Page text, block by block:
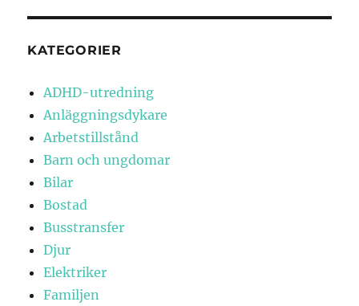
KATEGORIER
ADHD-utredning
Anläggningsdykare
Arbetstillstånd
Barn och ungdomar
Bilar
Bostad
Busstransfer
Djur
Elektriker
Familjen